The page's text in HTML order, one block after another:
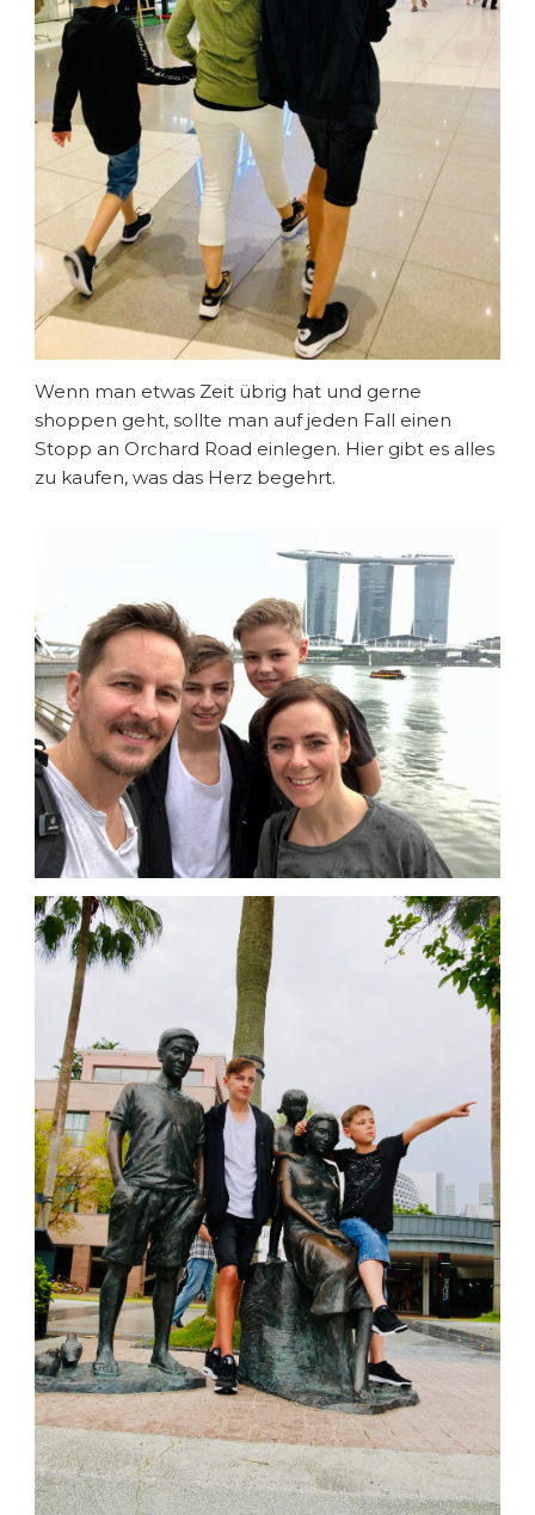
Wenn man etwas Zeit übrig hat und gerne
shoppen geht, sollte man auf jeden Fall einen
Stopp an Orchard Road einlegen. Hier gibt es alles
zu kaufen, was das Herz begehrt.